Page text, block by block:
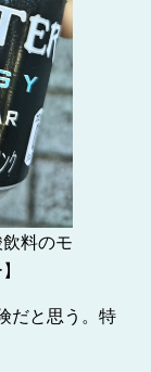
料のモ
だと思う。特